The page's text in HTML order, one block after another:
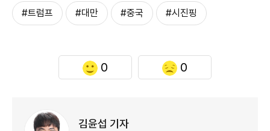
#트럼프 #대만 #중국 #시진핑
0 0
김윤섭 기자